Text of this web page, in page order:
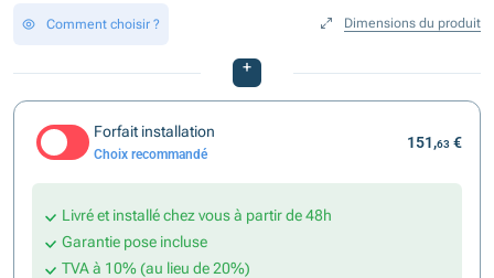
Comment choisir ? Dimensions du produit
+
Forfait installation
Choix recommandé
151,63 €
Livré et installé chez vous à partir de 48h
Garantie pose incluse
TVA à 10% (au lieu de 20%)